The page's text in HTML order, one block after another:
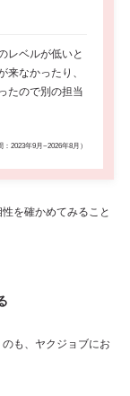
レベルが低いと
来なかったり、
たので別の担当
2023年9月~2026年8月）
を確かめてみること
も、ヤクジョブにお